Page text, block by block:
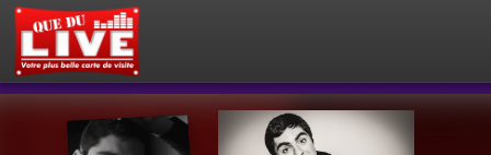
AGENDA
OÙ SORTIR ?
ACTEUR DU LIVE !
PETITES ANNONCES
BOUTIQUE
MON ESPACE PRIVÉ